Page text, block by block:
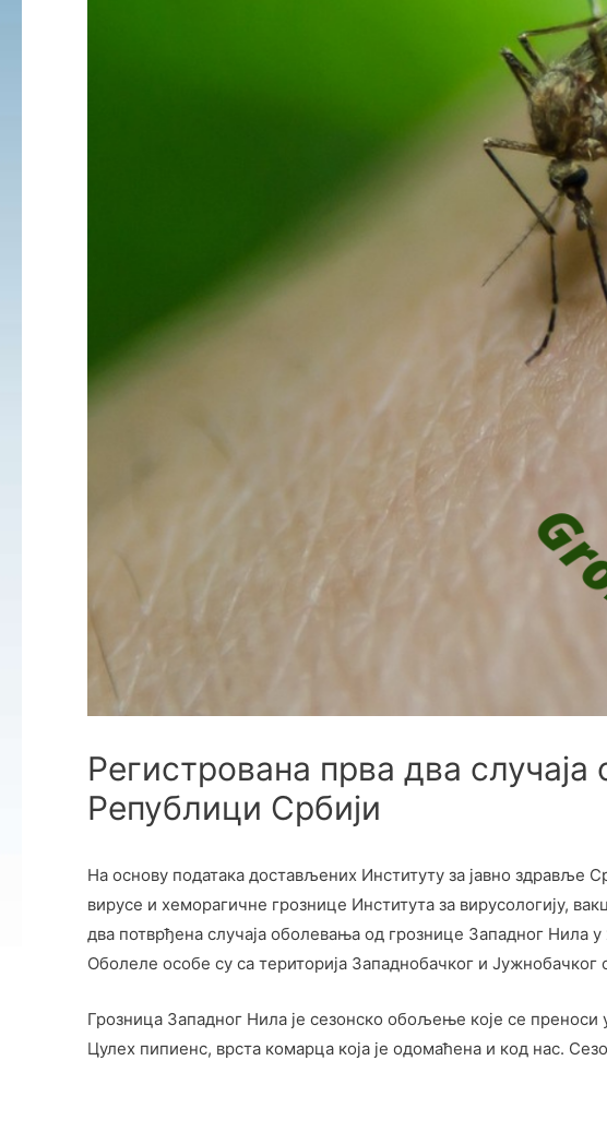
Регистрована прва два
Републици Србији
На основу података достављених Институту за јавно здравље
вирусе и хеморагичне грознице Института за вирусологију,
два потврђена случаја оболевања од грознице Западног Нила у
Оболеле особе су са територија Западнобачког и Јужнобачког
Грозница Западног Нила је сезонско обољење које се
Цулеx пипиенс, врста комарца која је одомаћена и код нас.